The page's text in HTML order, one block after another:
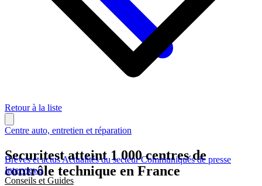
Brèves et actusActualités du secteurCommuniqués de presse
Interviews
Conseils et Guides
Retour à la liste
Centre auto, entretien et réparation
Securitest atteint 1 000 centres de
contrôle technique en France